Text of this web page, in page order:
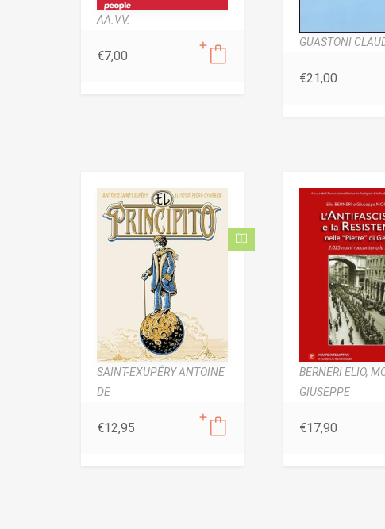
AA.VV.
€7,00
GUASTONI
€21,00
SAINT-EXUPÉRY ANTOINE
DE
€12,95
BERNERI ELIO,
GIUSEPPE
€17,90